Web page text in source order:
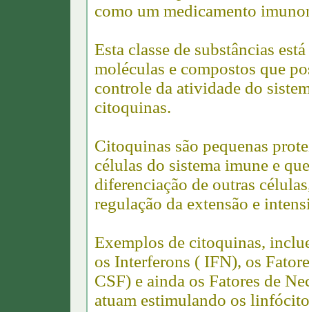
como um medicamento
Esta classe de substâncias
moléculas e compostos que
controle da atividade do
citoquinas.
Citoquinas são pequenas
células do sistema imune e
diferenciação de outras
regulação da extensão e
Exemplos de citoquinas,
os Interferons ( IFN), os
CSF) e ainda os Fatores de
atuam estimulando os